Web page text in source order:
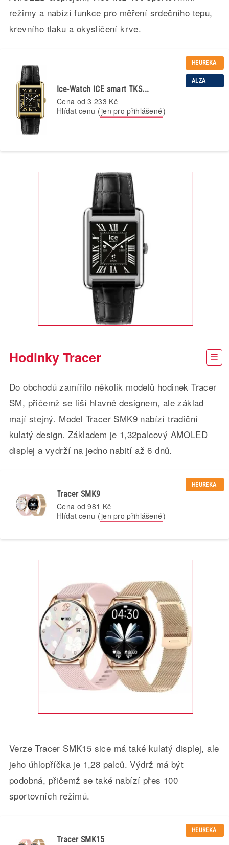
režimy a nabízí funkce pro měření srdečního tepu,
krevního tlaku a okysličení krve.
HEUREKA
ALZA
Ice-Watch ICE smart TKS...
Cena od3 233 Kč
Hlídat cenu (jen pro přihlášené)
Hodinky Tracer
Do obchodů zamířilo několik modelů hodinek Tracer
SM, přičemž se liší hlavně designem, ale základ
mají stejný. Model Tracer SMK9 nabízí tradiční
kulatý design. Základem je 1,32palcový AMOLED
displej a vydrží na jedno nabití až 6 dnů.
HEUREKA
Tracer SMK9
Cena od981 Kč
Hlídat cenu (jen pro přihlášené)
Verze Tracer SMK15 sice má také kulatý displej, ale
jeho úhlopříčka je 1,28 palců. Výdrž má být
podobná, přičemž se také nabízí přes 100
sportovních režimů.
HEUREKA
Tracer SMK15